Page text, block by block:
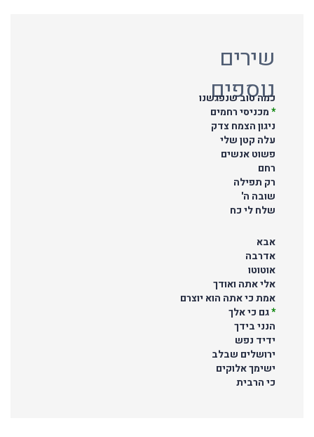
שירים
נוספים
כמה טוב שנפגשנו
*מכניסי רחמים
ניגון הצמח צדק
עלה קטן שלי
פשוט אנשים
רחם
רק תפילה
שובה ה'
שלח לי כח
אבא
אדרבה
אוטוטו
אלי אתה ואודך
אמת כי אתה הוא יוצרם
*גם כי אלך
הנני בידך
ידיד נפש
ירושלים שבלב
ישימך אלוקים
כי הרבית